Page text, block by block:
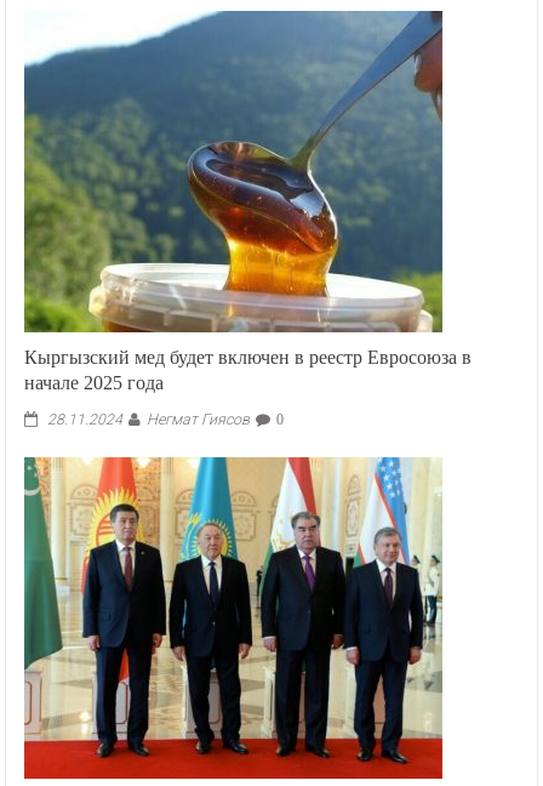
Кыргызский мед будет включен в реестр Евросоюза в
начале 2025 года
28.11.2024 Негмат Гиясов 0